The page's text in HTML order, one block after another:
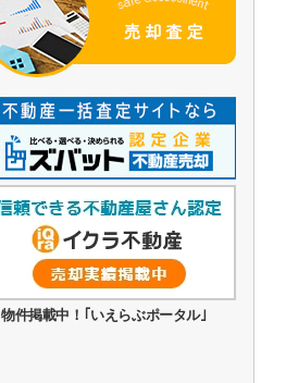
物件掲載中！｢いえらぶポータル｣